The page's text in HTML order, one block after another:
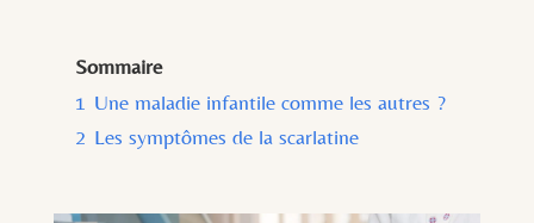
Sommaire
1 Une maladie infantile comme les autres ?
2 Les symptômes de la scarlatine